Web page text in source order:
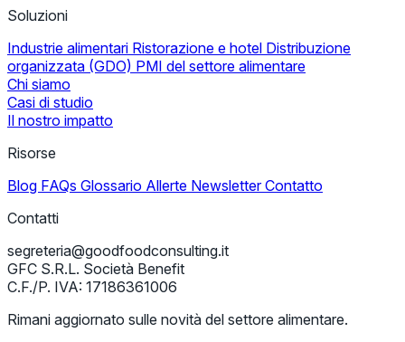
Soluzioni
Industrie alimentari Ristorazione e hotel Distribuzione
organizzata (GDO) PMI del settore alimentare
Chi siamo
Casi di studio
Il nostro impatto
Risorse
Blog FAQs Glossario Allerte NewsletterContatto
Contatti
segreteria@goodfoodconsulting.it
GFC S.R.L. Società Benefit
C.F./P. IVA: 17186361006
Rimani aggiornato sulle novità del settore alimentare.